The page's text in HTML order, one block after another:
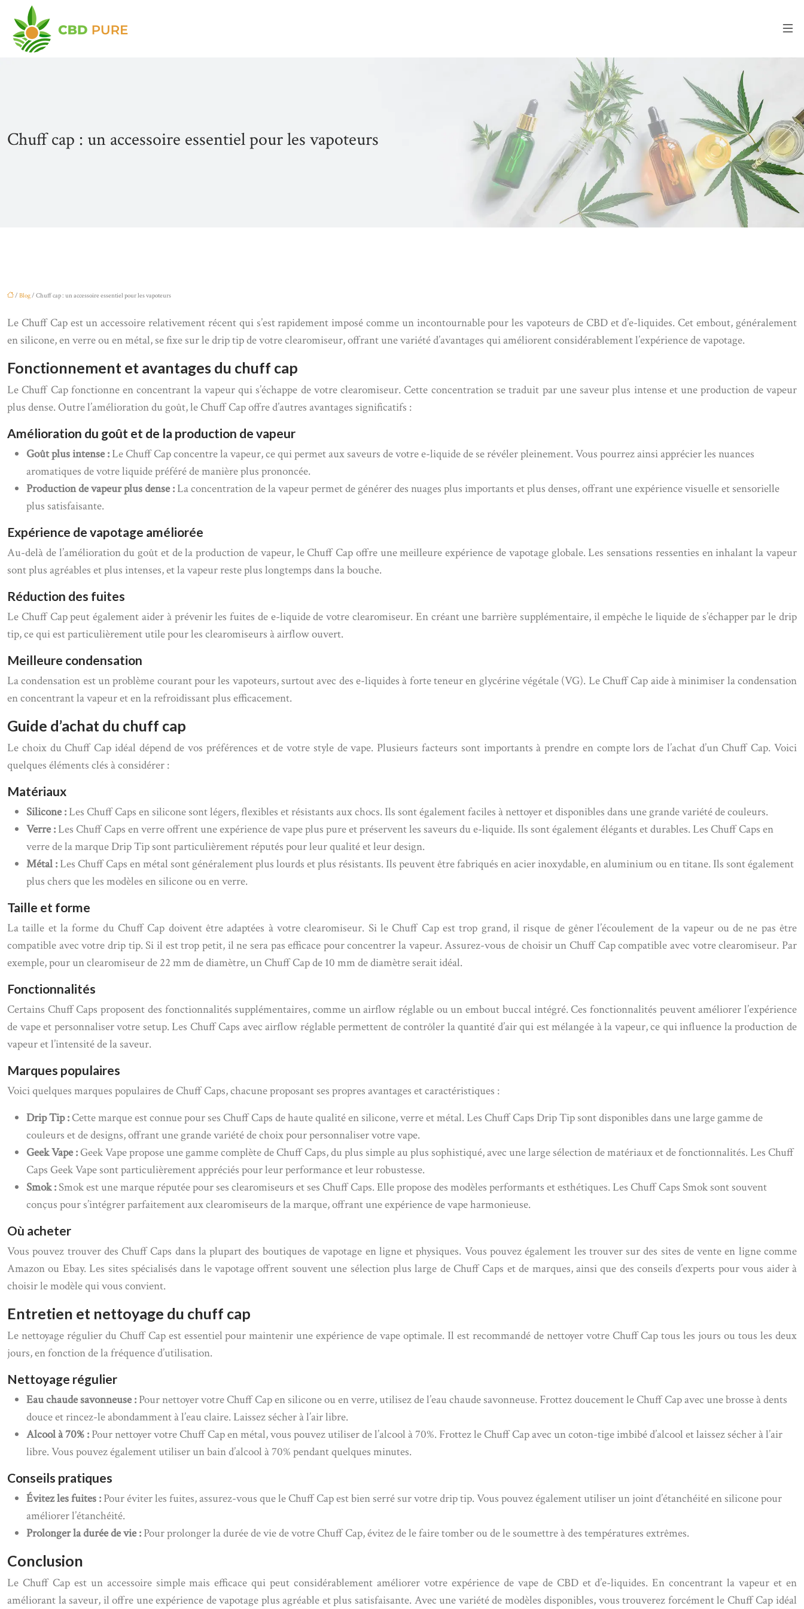
Chuff cap : un accessoire essentiel pour les vapoteurs
/ Blog/ Chuff cap : un accessoire essentiel pour les vapoteurs
Le Chuff Cap est un accessoire relativement récent qui s’est rapidement imposé comme un incontournable pour les vapoteurs de CBD et d’e-liquides. Cet embout, généralement
en silicone, en verre ou en métal, se fixe sur le drip tip de votre clearomiseur, offrant une variété d’avantages qui améliorent considérablement l’expérience de vapotage.
Fonctionnement et avantages du chuff cap
Le Chuff Cap fonctionne en concentrant la vapeur qui s’échappe de votre clearomiseur. Cette concentration se traduit par une saveur plus intense et une production de vapeur
plus dense. Outre l’amélioration du goût, le Chuff Cap offre d’autres avantages significatifs :
Amélioration du goût et de la production de vapeur
Goût plus intense : Le Chuff Cap concentre la vapeur, ce qui permet aux saveurs de votre e-liquide de se révéler pleinement. Vous pourrez ainsi apprécier les nuances
aromatiques de votre liquide préféré de manière plus prononcée.
Production de vapeur plus dense : La concentration de la vapeur permet de générer des nuages plus importants et plus denses, offrant une expérience visuelle et sensorielle
plus satisfaisante.
Expérience de vapotage améliorée
Au-delà de l’amélioration du goût et de la production de vapeur, le Chuff Cap offre une meilleure expérience de vapotage globale. Les sensations ressenties en inhalant la vapeur
sont plus agréables et plus intenses, et la vapeur reste plus longtemps dans la bouche.
Réduction des fuites
Le Chuff Cap peut également aider à prévenir les fuites de e-liquide de votre clearomiseur. En créant une barrière supplémentaire, il empêche le liquide de s’échapper par le drip
tip, ce qui est particulièrement utile pour les clearomiseurs à airflow ouvert.
Meilleure condensation
La condensation est un problème courant pour les vapoteurs, surtout avec des e-liquides à forte teneur en glycérine végétale (VG). Le Chuff Cap aide à minimiser la condensation
en concentrant la vapeur et en la refroidissant plus efficacement.
Guide d’achat du chuff cap
Le choix du Chuff Cap idéal dépend de vos préférences et de votre style de vape. Plusieurs facteurs sont importants à prendre en compte lors de l’achat d’un Chuff Cap. Voici
quelques éléments clés à considérer :
Matériaux
Silicone : Les Chuff Caps en silicone sont légers, flexibles et résistants aux chocs. Ils sont également faciles à nettoyer et disponibles dans une grande variété de couleurs.
Verre : Les Chuff Caps en verre offrent une expérience de vape plus pure et préservent les saveurs du e-liquide. Ils sont également élégants et durables. Les Chuff Caps en
verre de la marque Drip Tip sont particulièrement réputés pour leur qualité et leur design.
Métal : Les Chuff Caps en métal sont généralement plus lourds et plus résistants. Ils peuvent être fabriqués en acier inoxydable, en aluminium ou en titane. Ils sont également
plus chers que les modèles en silicone ou en verre.
Taille et forme
La taille et la forme du Chuff Cap doivent être adaptées à votre clearomiseur. Si le Chuff Cap est trop grand, il risque de gêner l’écoulement de la vapeur ou de ne pas être
compatible avec votre drip tip. Si il est trop petit, il ne sera pas efficace pour concentrer la vapeur. Assurez-vous de choisir un Chuff Cap compatible avec votre clearomiseur. Par
exemple, pour un clearomiseur de 22 mm de diamètre, un Chuff Cap de 10 mm de diamètre serait idéal.
Fonctionnalités
Certains Chuff Caps proposent des fonctionnalités supplémentaires, comme un airflow réglable ou un embout buccal intégré. Ces fonctionnalités peuvent améliorer l’expérience
de vape et personnaliser votre setup. Les Chuff Caps avec airflow réglable permettent de contrôler la quantité d’air qui est mélangée à la vapeur, ce qui influence la production de
vapeur et l’intensité de la saveur.
Marques populaires
Voici quelques marques populaires de Chuff Caps, chacune proposant ses propres avantages et caractéristiques :
Drip Tip : Cette marque est connue pour ses Chuff Caps de haute qualité en silicone, verre et métal. Les Chuff Caps Drip Tip sont disponibles dans une large gamme de
couleurs et de designs, offrant une grande variété de choix pour personnaliser votre vape.
Geek Vape : Geek Vape propose une gamme complète de Chuff Caps, du plus simple au plus sophistiqué, avec une large sélection de matériaux et de fonctionnalités. Les Chuff
Caps Geek Vape sont particulièrement appréciés pour leur performance et leur robustesse.
Smok : Smok est une marque réputée pour ses clearomiseurs et ses Chuff Caps. Elle propose des modèles performants et esthétiques. Les Chuff Caps Smok sont souvent
conçus pour s’intégrer parfaitement aux clearomiseurs de la marque, offrant une expérience de vape harmonieuse.
Où acheter
Vous pouvez trouver des Chuff Caps dans la plupart des boutiques de vapotage en ligne et physiques. Vous pouvez également les trouver sur des sites de vente en ligne comme
Amazon ou Ebay. Les sites spécialisés dans le vapotage offrent souvent une sélection plus large de Chuff Caps et de marques, ainsi que des conseils d’experts pour vous aider à
choisir le modèle qui vous convient.
Entretien et nettoyage du chuff cap
Le nettoyage régulier du Chuff Cap est essentiel pour maintenir une expérience de vape optimale. Il est recommandé de nettoyer votre Chuff Cap tous les jours ou tous les deux
jours, en fonction de la fréquence d’utilisation.
Nettoyage régulier
Eau chaude savonneuse : Pour nettoyer votre Chuff Cap en silicone ou en verre, utilisez de l’eau chaude savonneuse. Frottez doucement le Chuff Cap avec une brosse à dents
douce et rincez-le abondamment à l’eau claire. Laissez sécher à l’air libre.
Alcool à 70% : Pour nettoyer votre Chuff Cap en métal, vous pouvez utiliser de l’alcool à 70%. Frottez le Chuff Cap avec un coton-tige imbibé d’alcool et laissez sécher à l’air
libre. Vous pouvez également utiliser un bain d’alcool à 70% pendant quelques minutes.
Conseils pratiques
Évitez les fuites : Pour éviter les fuites, assurez-vous que le Chuff Cap est bien serré sur votre drip tip. Vous pouvez également utiliser un joint d’étanchéité en silicone pour
améliorer l’étanchéité.
Prolonger la durée de vie : Pour prolonger la durée de vie de votre Chuff Cap, évitez de le faire tomber ou de le soumettre à des températures extrêmes.
Conclusion
Le Chuff Cap est un accessoire simple mais efficace qui peut considérablement améliorer votre expérience de vape de CBD et d’e-liquides. En concentrant la vapeur et en
améliorant la saveur, il offre une expérience de vapotage plus agréable et plus satisfaisante. Avec une variété de modèles disponibles, vous trouverez forcément le Chuff Cap idéal